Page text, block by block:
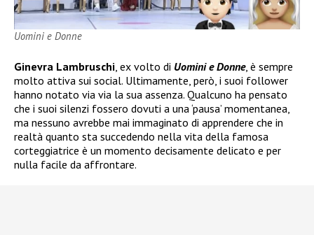
Uomini e Donne
Ginevra Lambruschi , ex volto di Uomini e Donne, è sempre
molto attiva sui social. Ultimamente, però, i suoi follower
hanno notato via via la sua assenza. Qualcuno ha pensato
che i suoi silenzi fossero dovuti a una ‘pausa’ momentanea,
ma nessuno avrebbe mai immaginato di apprendere che in
realtà quanto sta succedendo nella vita della famosa
corteggiatrice è un momento decisamente delicato e per
nulla facile da affrontare.